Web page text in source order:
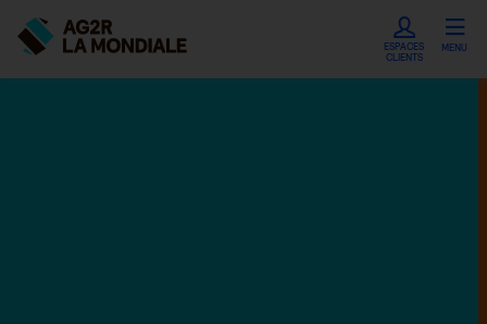
ESPACES
CLIENTS
MENU